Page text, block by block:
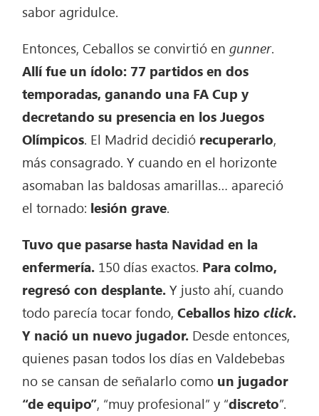
sabor agridulce.
Entonces, Ceballos se convirtió engunner.
Allí fue un ídolo: 77 partidos en dos
temporadas, ganando una FA Cup y
decretando su presencia en los Juegos
Olímpicos. El Madrid decidió recuperarlo,
más consagrado. Y cuando en el horizonte
asomaban las baldosas amarillas… apareció
el tornado: lesión grave.
Tuvo que pasarse hasta Navidad en la
enfermería. 150 días exactos. Para colmo,
regresó con desplante.Y justo ahí, cuando
todo parecía tocar fondo,Ceballos hizoclick.
Y nació un nuevo jugador. Desde entonces,
quienes pasan todos los días en Valdebebas
no se cansan de señalarlo como un jugador
“de equipo”, “muy profesional” y “discreto”.